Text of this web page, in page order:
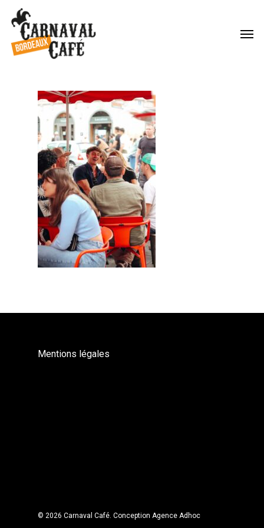
Mentions légales
© 2026 Carnaval Café. Conception Agence Adhoc